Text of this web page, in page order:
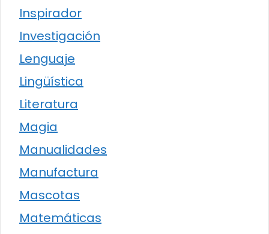
Inspirador
Investigación
Lenguaje
Lingüística
Literatura
Magia
Manualidades
Manufactura
Mascotas
Matemáticas